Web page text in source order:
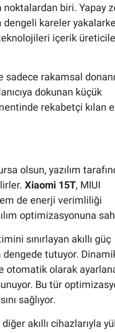
noktalardan biri. Yapay
dengeli kareler
içerik
rakamsal
dokunan küçük
rekabetçi kılan
olsun, yazılım
Xiaomi 15T, MIUI
de enerji verimliliği
optimizasyonuna
sınırlayan akıllı güç
tutuyor.
otomatik olarak
Bu tür
sağlıyor.
akıllı cihazlarıyla